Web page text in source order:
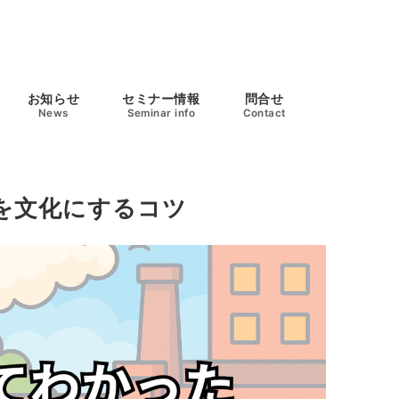
お知らせ
News
セミナー情報
Seminar info
問合せ
Contact
文化にするコツ